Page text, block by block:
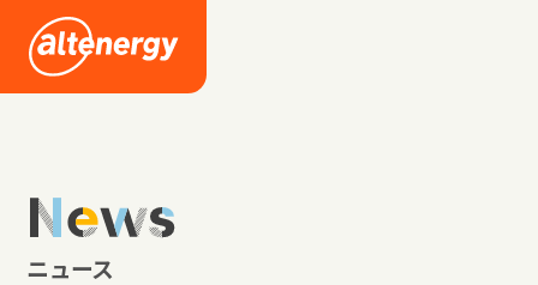
情報
ース
News
ニュース